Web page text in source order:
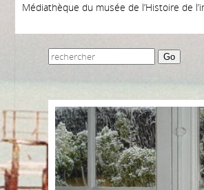
Médiathèque du musée de l’Histoire de
Go